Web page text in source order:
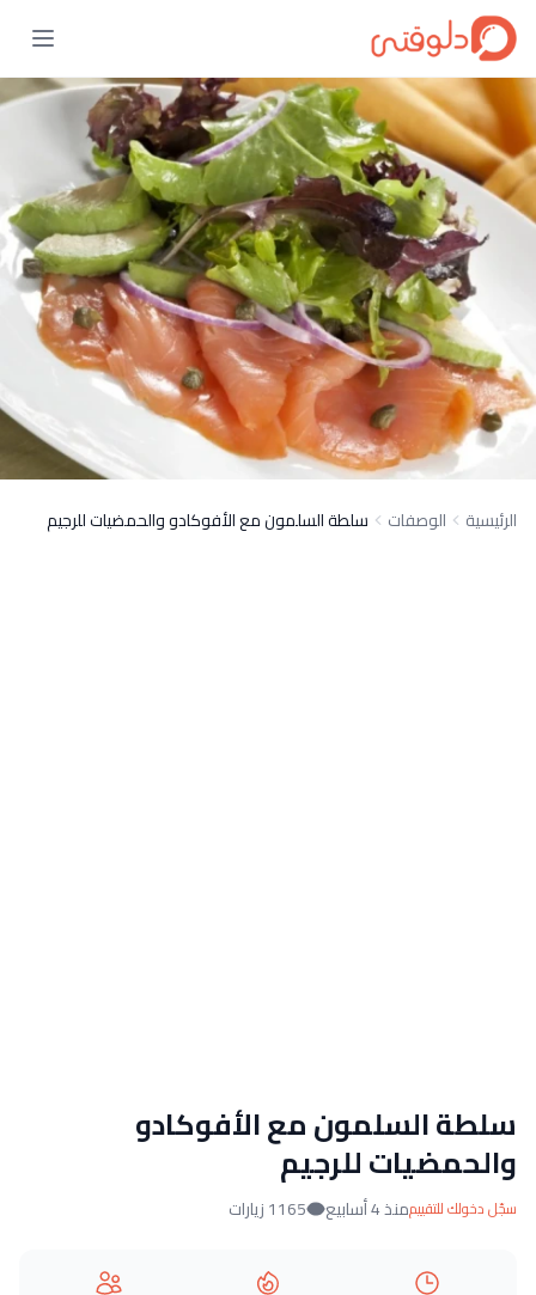
الرئيسية الوصفات سلطة السلمون مع الأفوكادو والحمضيات للرجيم
سلطة السلمون مع الأفوكادو
والحمضيات للرجيم
سجّل دخولك للتقييممنذ 4 أسابيع 1165 زيارات